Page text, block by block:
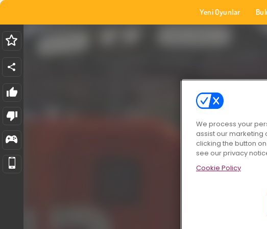
Yeni Oyunlar
We process your
assist our marketing
clicking the button
see our privacy
Cookie Policy